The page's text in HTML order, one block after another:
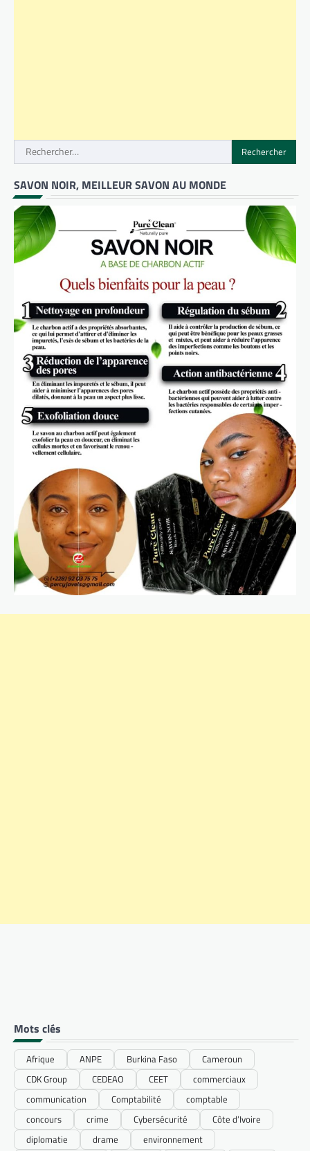
Rechercher :
SAVON NOIR, MEILLEUR SAVON AU MONDE
Mots clés
Afrique ANPE Burkina Faso
Cameroun
CDK Group
CEDEAO CEET
commerciaux
communication
Comptabilité
comptable
concours
crime Cybersécurité
Côte d’Ivoire
diplomatie
drame
environnement